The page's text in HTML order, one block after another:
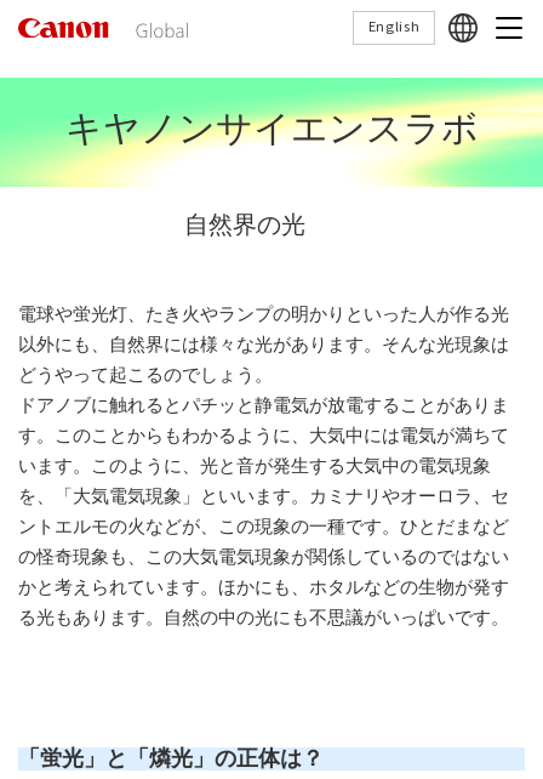
English
キヤノンサイエンスラボ
自然界の光
電球や蛍光灯、たき火やランプの明かりといった人が作る光
以外にも、自然界には様々な光があります。そんな光現象は
どうやって起こるのでしょう。
ドアノブに触れるとパチッと静電気が放電することがありま
す。このことからもわかるように、大気中には電気が満ちて
います。このように、光と音が発生する大気中の電気現象
を、「大気電気現象」といいます。カミナリやオーロラ、セ
ントエルモの火などが、この現象の一種です。ひとだまなど
の怪奇現象も、この大気電気現象が関係しているのではない
かと考えられています。ほかにも、ホタルなどの生物が発す
る光もあります。自然の中の光にも不思議がいっぱいです。
「蛍光」と「燐光」の正体は？